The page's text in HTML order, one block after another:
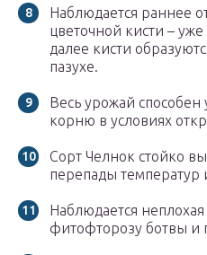
Наблюдается раннее
цветочной кисти – уже
далее кисти
пазухе.
Весь урожай
корню в условиях
Сорт Челнок стойко
перепады температур
Наблюдается неплохая
фитофторозу ботвы и